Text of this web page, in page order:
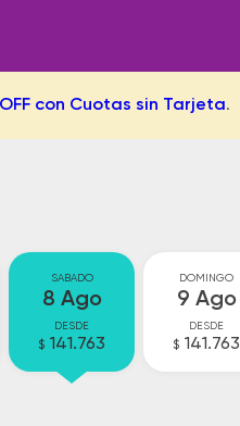
OFF con Cuotas sin Tarjeta.
SABADO
8 Ago
DESDE
$ 141.763
DOMINGO
9 Ago
DESDE
$ 141.763